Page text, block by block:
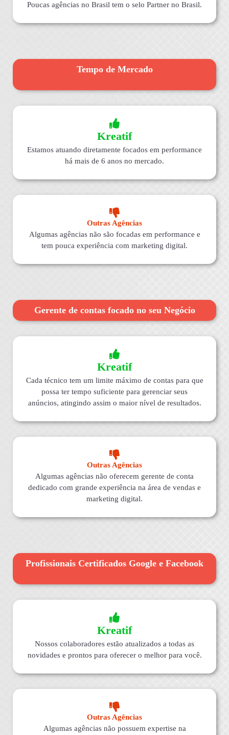
Poucas agências no Brasil tem o selo Partner no Brasil.
Tempo de Mercado
Kreatif
Estamos atuando diretamente focados em performance
há mais de 6 anos no mercado.
Outras Agências
Algumas agências não são focadas em performance e
tem pouca experiência com marketing digital.
Gerente de contas focado no seu Negócio
Kreatif
Cada técnico tem um limite máximo de contas para que
possa ter tempo suficiente para gerenciar seus
anúncios, atingindo assim o maior nível de resultados.
Outras Agências
Algumas agências não oferecem gerente de conta
dedicado com grande experiência na área de vendas e
marketing digital.
Profissionais Certificados Google e Facebook
Kreatif
Nossos colaboradores estão atualizados a todas as
novidades e prontos para oferecer o melhor para você.
Outras Agências
Algumas agências não possuem expertise na